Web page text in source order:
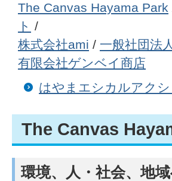
The Canvas Hayama Park
ト /
株式会社ami / 一般社団法
有限会社ゲンベイ商店
はやまエシカルアク
The Canvas
環境、人・社会、地